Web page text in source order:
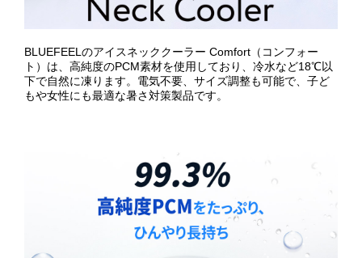
BLUEFEELのアイスネッククーラー Comfort（コンフォー
ト）は、高純度のPCM素材を使用しており、冷水など18℃以
下で自然に凍ります。電気不要、サイズ調整も可能で、子ど
もや女性にも最適な暑さ対策製品です。